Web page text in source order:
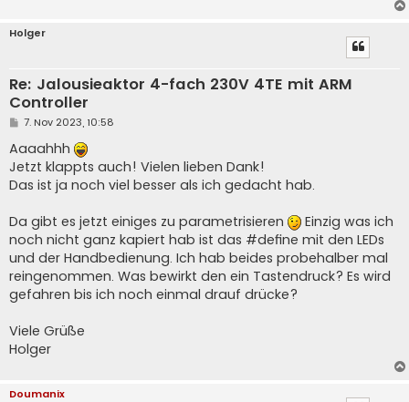
Holger
Re: Jalousieaktor 4-fach 230V 4TE mit ARM
Controller
B
i
t
r
a
g
7. Nov 2023, 10:58
Aaaahhh
Jetzt klappts auch! Vielen lieben Dank!
Das ist ja noch viel besser als ich gedacht hab.
Da gibt es jetzt einiges zu parametrisieren
Einzig was ich
noch nicht ganz kapiert hab ist das #define mit den LEDs
und der Handbedienung. Ich hab beides probehalber mal
reingenommen. Was bewirkt den ein Tastendruck? Es wird
gefahren bis ich noch einmal drauf drücke?
Viele Grüße
Holger
Doumanix